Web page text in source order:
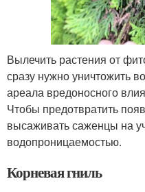
Вылечить растения от
сразу нужно уничтожить
ареала вредоносного
Чтобы предотвратить
высаживать саженцы на
водопроницаемостью.
Корневая гниль